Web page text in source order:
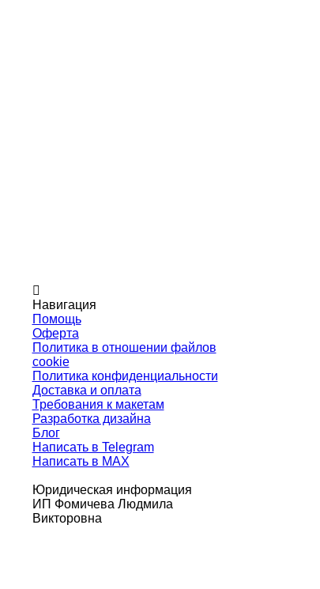
Навигация
Помощь
Оферта
Политика в отношении файлов
cookie
Политика конфиденциальности
Доставка и оплата
Требования к макетам
Разработка дизайна
Блог
Написать в Telegram
Написать в MAX
Юридическая информация
ИП Фомичева Людмила
Викторовна